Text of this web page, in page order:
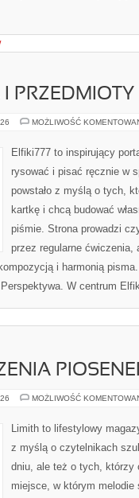
PRZEDMIOTY
MOŻLIWOŚĆ
Elfiki777 to inspirujący
rysować i pisać ręcznie w
powstało z myślą o tych,
kartkę i chcą budować
piśmie. Strona prowadzi
przez regularne ćwiczenia,
i harmonią
W centrum
MOŻLIWOŚĆ
Limith to lifestylowy
z myślą o czytelnikach
dniu, ale też o tych, którzy
miejsce, w którym melodie